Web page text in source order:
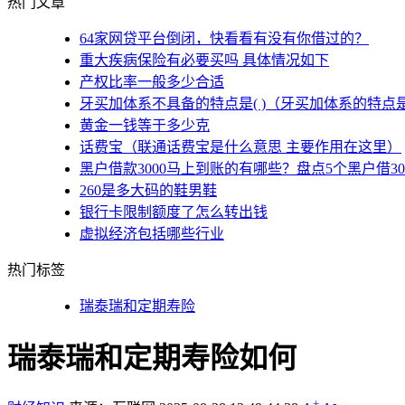
64家网贷平台倒闭，快看看有没有你借过的？
重大疾病保险有必要买吗 具体情况如下
产权比率一般多少合适
牙买加体系不具备的特点是( )（牙买加体系的特点
黄金一钱等于多少克
话费宝（联通话费宝是什么意思 主要作用在这里）
黑户借款3000马上到账的有哪些？盘点5个黑户借
260是多大码的鞋男鞋
银行卡限制额度了怎么转出钱
虚拟经济包括哪些行业
热门标签
瑞泰瑞和定期寿险
瑞泰瑞和定期寿险如何